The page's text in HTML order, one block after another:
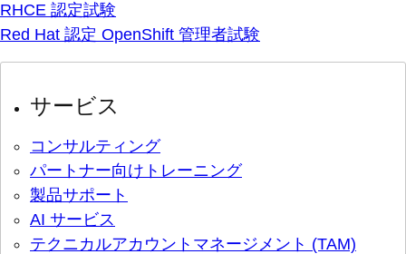
RHCE 認定試験
Red Hat 認定 OpenShift 管理者試験
サービス
コンサルティング
パートナー向けトレーニング
製品サポート
AI サービス
テクニカルアカウントマネージメント (TAM)